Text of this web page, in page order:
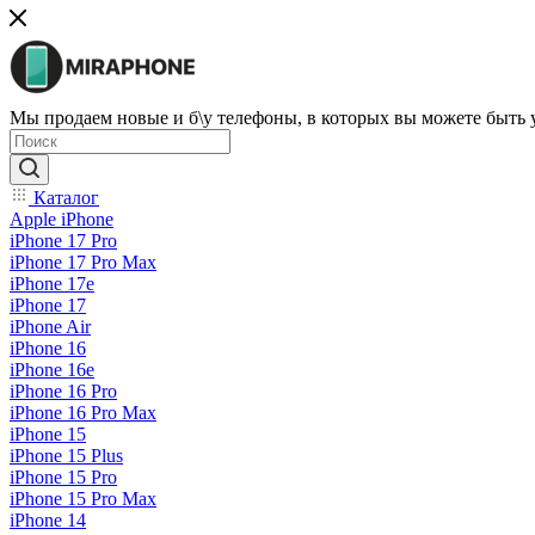
Мы продаем новые и б\у телефоны, в которых вы можете быть
Каталог
Apple iPhone
iPhone 17 Pro
iPhone 17 Pro Max
iPhone 17e
iPhone 17
iPhone Air
iPhone 16
iPhone 16e
iPhone 16 Pro
iPhone 16 Pro Max
iPhone 15
iPhone 15 Plus
iPhone 15 Pro
iPhone 15 Pro Max
iPhone 14